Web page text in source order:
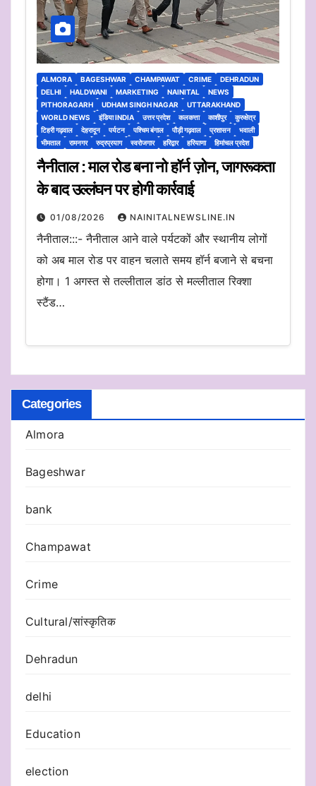
ALMORA BAGESHWAR CHAMPAWAT CRIME
DEHRADUN
DELHI
HALDWANI MARKETING NAINITAL
NEWS
PITHORAGARH
UDHAM SINGH NAGAR
UTTARAKHAND
WORLD NEWS
इंडिया INDIA उत्तर प्रदेश कलकत्ता काशीपुर
कुरुक्षेत्र
टिहरी गढ़वाल
देहरादून पर्यटन पश्चिम बंगाल पौड़ी गढ़वाल प्रशासन
भवाली
भीमताल
रामनगर रुद्रप्रयाग स्वरोजगार हरिद्वार हरियाणा हिमांचल प्रदेश
नैनीताल : माल रोड बना नो हॉर्न ज़ोन, जागरूकता
के बाद उल्लंघन पर होगी कार्रवाई
01/08/2026 NAINITALNEWSLINE.IN
नैनीताल:::- नैनीताल आने वाले पर्यटकों और स्थानीय लोगों
को अब माल रोड पर वाहन चलाते समय हॉर्न बजाने से बचना
होगा। 1 अगस्त से तल्लीताल डांठ से मल्लीताल रिक्शा
स्टैंड…
Categories
Almora
Bageshwar
bank
Champawat
Crime
Cultural/सांस्कृतिक
Dehradun
delhi
Education
election